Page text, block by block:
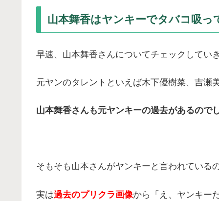
山本舞香はヤンキーでタバコ吸っ
早速、山本舞香さんについてチェックしてい
元ヤンのタレントといえば木下優樹菜、吉瀬
山本舞香さんも元ヤンキーの過去があるので
そもそも山本さんがヤンキーと言われている
実は過去のプリクラ画像から「え、ヤンキー